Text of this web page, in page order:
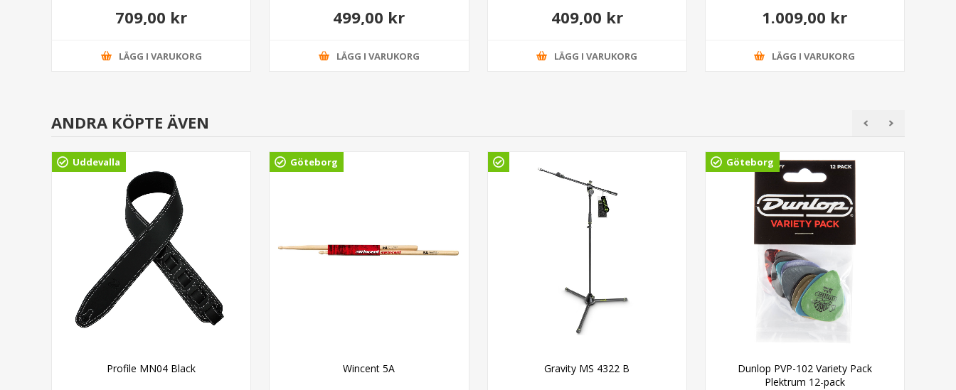
709,00 kr
LÄGG I VARUKORG
499,00 kr
LÄGG I VARUKORG
409,00 kr
LÄGG I VARUKORG
1.009,00 kr
LÄGG I VARUKORG
ANDRA KÖPTE ÄVEN
Uddevalla
Profile MN04 Black
Göteborg
Wincent 5A Gravity MS 4322 B
Göteborg
Dunlop PVP-102 Variety Pack
Plektrum 12-pack